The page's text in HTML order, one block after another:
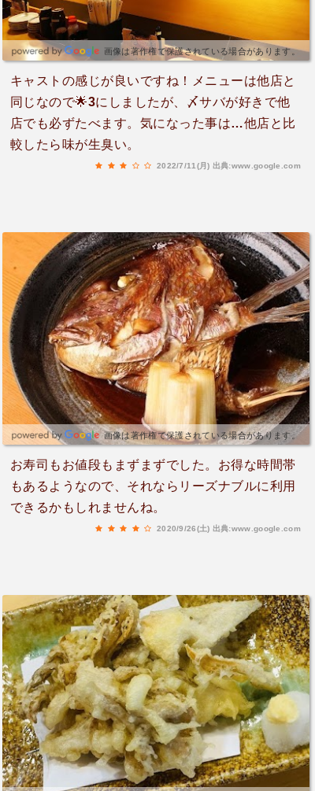
画像は著作権で保護されている場合があります。
キャストの感じが良いですね！メニューは他店と
同じなので🌟3にしましたが、〆サバが好きで他
店でも必ずたべます。気になった事は…他店と比
較したら味が生臭い。
2022/7/11(月) 出典:www.google.com
画像は著作権で保護されている場合があります。
お寿司もお値段もまずまずでした。お得な時間帯
もあるようなので、それならリーズナブルに利用
できるかもしれませんね。
2020/9/26(土) 出典:www.google.com